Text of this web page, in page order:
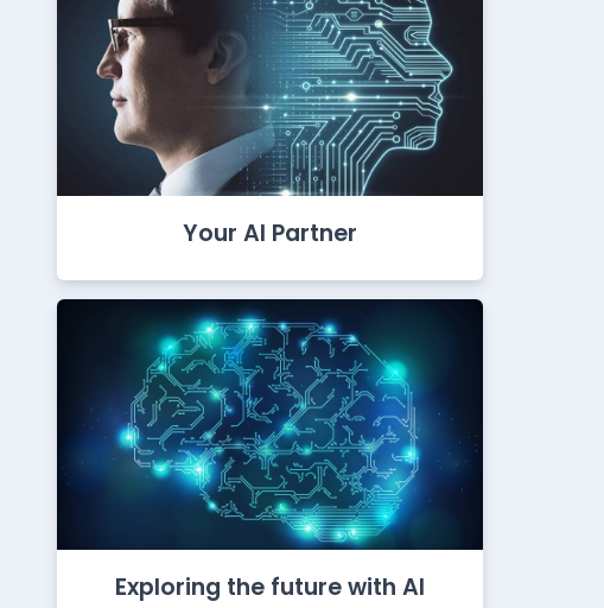
Your AI Partner
Exploring the future with AI